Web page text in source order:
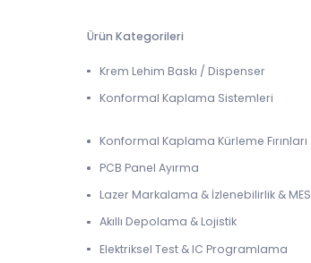
Ürün Kategorileri
Krem Lehim Baskı / Dispenser
Konformal Kaplama Sistemleri
Konformal Kaplama Kürleme Fırınları
PCB Panel Ayırma
Lazer Markalama & İzlenebilirlik & MES
Akıllı Depolama & Lojistik
Elektriksel Test & IC Programlama